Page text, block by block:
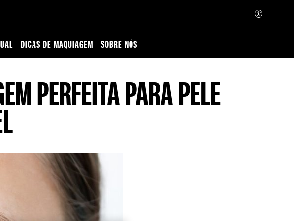
DICAS DE MAQUIAGEM SOBRE NÓS
PERFEITA PARA PELE